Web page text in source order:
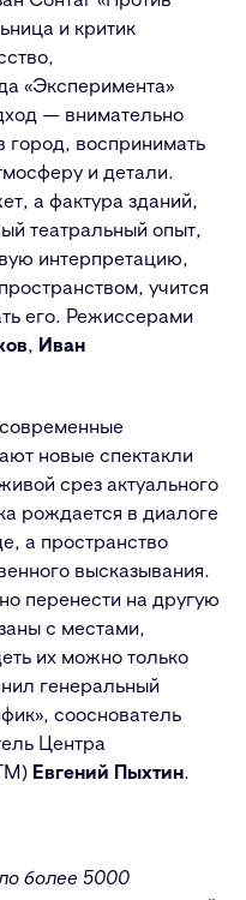
и критик
«Эксперимента»
— внимательно
город, воспринимать
и детали.
а фактура зданий,
театральный опыт,
интерпретацию,
учится
его. Режиссерами
, Иван
новые спектакли
срез актуального
рождается в диалоге
а пространство
высказывания.
перенести на другую
с местами,
их можно только
генеральный
сооснователь
Центра
Евгений Пыхтин.
более 5000